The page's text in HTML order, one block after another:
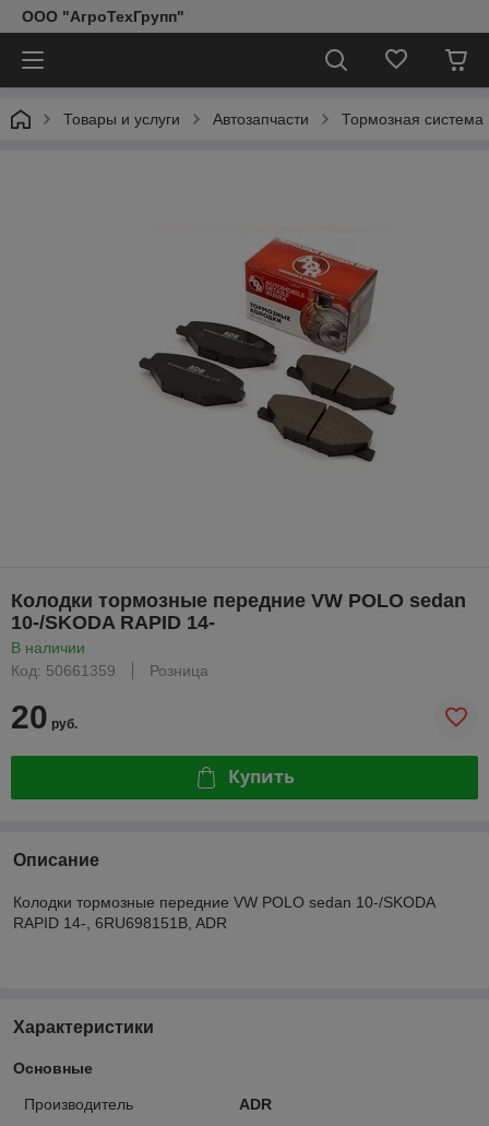
ООО "АгроТехГрупп"
Товары и услуги Автозапчасти Тормозная система
Колодки тормозные передние VW POLO sedan
10-/SKODA RAPID 14-
В наличии
Код: 50661359
Розница
20 руб.
Купить
Описание
Колодки тормозные передние VW POLO sedan 10-/SKODA
RAPID 14-, 6RU698151B, ADR
Характеристики
Основные
Производитель
ADR